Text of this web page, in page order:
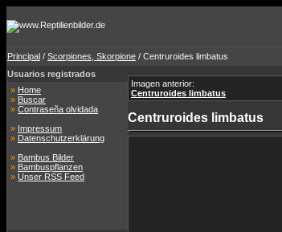
Principal / Scorpiones, Skorpione / Centruroides limbatus
Usuarios registrados
» Home
» Buscar
» Contraseña olvidada
» Impressum
» Datenschutzerklärung
» Bambus Bilder
» Bambuspflanzen
» Unser RSS Feed
Imagen anterior:
Centruroides limbatus
Centruroides limbatus